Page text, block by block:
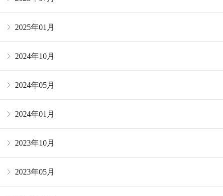
2025年01月
2024年10月
2024年05月
2024年01月
2023年10月
2023年05月